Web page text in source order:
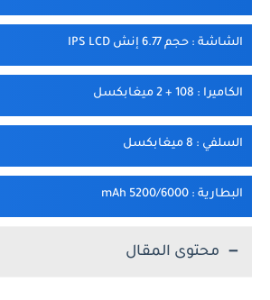
الشاشة : حجم 6.77 إنش IPS LCD
الكاميرا : 108 + 2 ميغابكسل
السلفي : 8 ميغابكسل
البطارية : 5200/6000 mAh
محتوى المقال